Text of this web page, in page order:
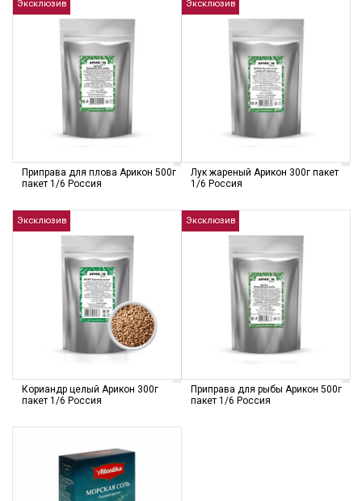
Эксклюзив
Приправа для плова Арикон 500г
пакет 1/6 Россия
Эксклюзив
Лук жареный Арикон 300г пакет
1/6 Россия
Эксклюзив
Кориандр целый Арикон 300г
пакет 1/6 Россия
Эксклюзив
Приправа для рыбы Арикон 500г
пакет 1/6 Россия